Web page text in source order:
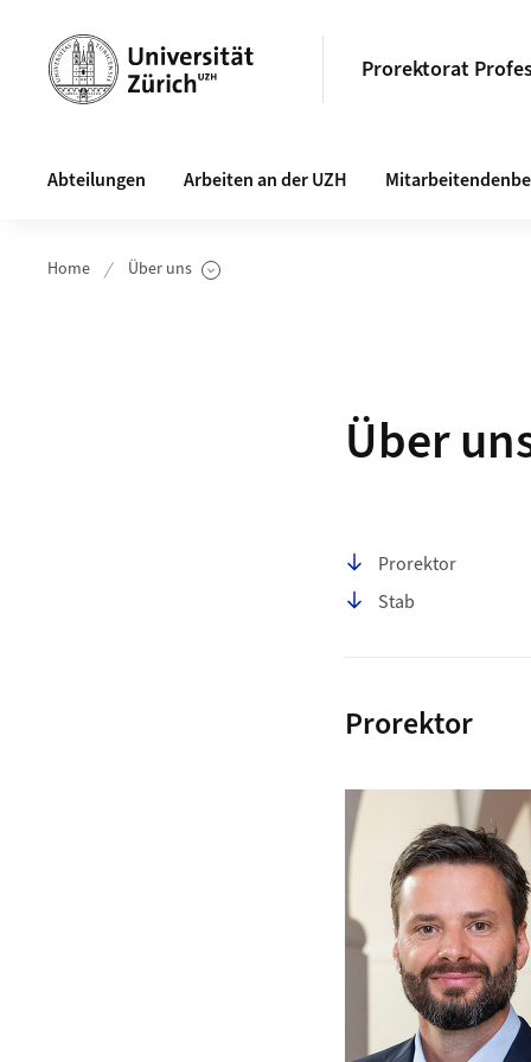
Prorektorat
Abteilungen Arbeiten an der UZH
Home Über uns
Unterseiten anzeigen
Über
Seiteninhalt
Prorektor
Stab
Prorektor